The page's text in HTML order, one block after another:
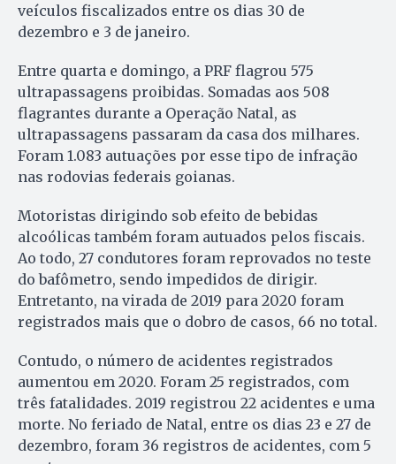
veículos fiscalizados entre os dias 30 de
dezembro e 3 de janeiro.
Entre quarta e domingo, a PRF flagrou 575
ultrapassagens proibidas. Somadas aos 508
flagrantes durante a Operação Natal, as
ultrapassagens passaram da casa dos milhares.
Foram 1.083 autuações por esse tipo de infração
nas rodovias federais goianas.
Motoristas dirigindo sob efeito de bebidas
alcoólicas também foram autuados pelos fiscais.
Ao todo, 27 condutores foram reprovados no teste
do bafômetro, sendo impedidos de dirigir.
Entretanto, na virada de 2019 para 2020 foram
registrados mais que o dobro de casos, 66 no total.
Contudo, o número de acidentes registrados
aumentou em 2020. Foram 25 registrados, com
três fatalidades. 2019 registrou 22 acidentes e uma
morte. No feriado de Natal, entre os dias 23 e 27 de
dezembro, foram 36 registros de acidentes, com 5